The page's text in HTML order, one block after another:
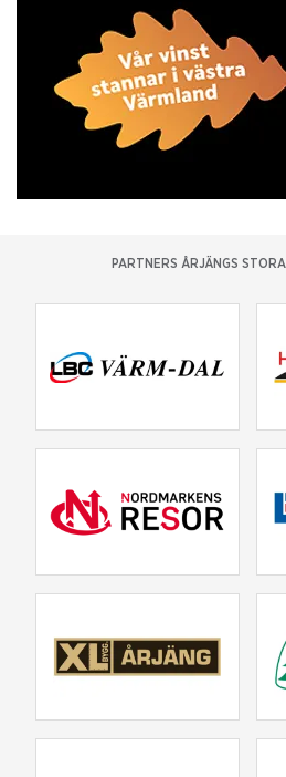
PARTNERS ÅRJÄNGS